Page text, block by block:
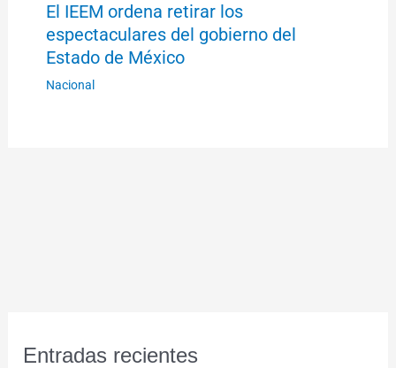
El IEEM ordena retirar los
espectaculares del gobierno del
Estado de México
Nacional
Entradas recientes